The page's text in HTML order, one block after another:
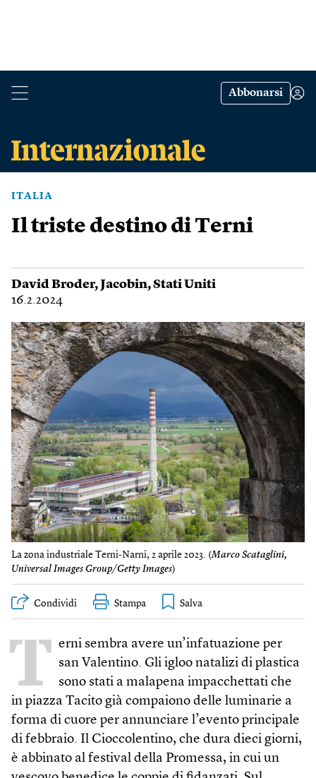
Abbonarsi
ITALIA
Il triste destino di Terni
David Broder,Jacobin,Stati Uniti
16.2.2024
La zona industriale Terni-Narni, 2 aprile 2023. (Marco Scataglini,
Universal Images Group/Getty Images)
Condividi Stampa
T erni sembra avere un’infatuazione per
san Valentino. Gli igloo natalizi di plastica
sono stati a malapena impacchettati che
in piazza Tacito già compaiono delle luminarie a
forma di cuore per annunciare l’evento principale
di febbraio. Il Cioccolentino, che dura dieci giorni,
è abbinato al festival della Promessa, in cui un